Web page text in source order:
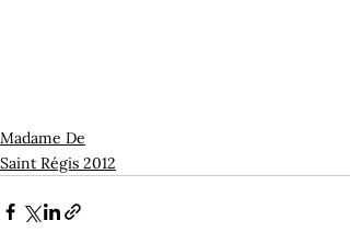
Madame De
Saint Régis 2012